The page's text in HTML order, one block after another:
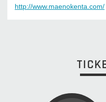
http://www.maenokenta.com/